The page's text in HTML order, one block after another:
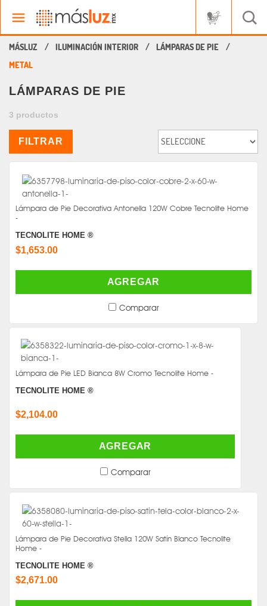
ILUMINACIÓN INTERIOR
LÁMPARAS DE PIE
METAL
LÁMPARAS DE PIE
3 productos
FILTRAR
Lámpara de Pie Decorativa Antonella 120W Cobre Tecnolite Home
-
TECNOLITE HOME ®
$1,653.00
AGREGAR
Comparar
Lámpara de Pie LED Bianca 8W Cromo Tecnolite Home -
TECNOLITE HOME ®
$2,104.00
AGREGAR
Comparar
Lámpara de Pie Decorativa Stella 120W Satín Blanco Tecnolite
Home -
TECNOLITE HOME ®
$2,671.00